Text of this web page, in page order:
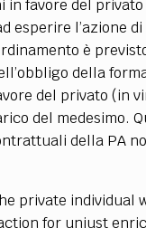
in favore del
esperire l’azione
è
della
del privato (in
del medesimo.
della PA
private individual
for unjust